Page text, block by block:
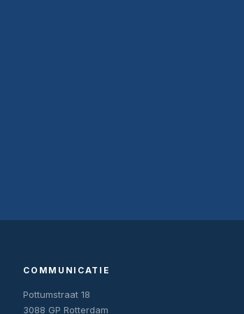
COMMUNICATIE
Pottumstraat 18
3088 GP Rotterdam